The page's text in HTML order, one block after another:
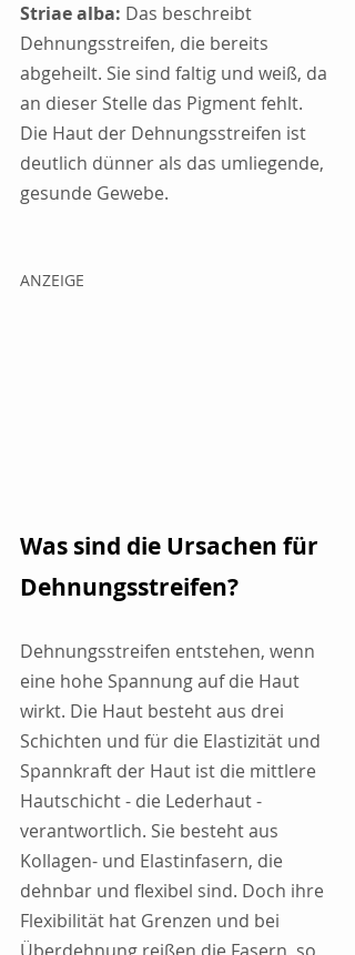
Striae alba: Das beschreibt
Dehnungsstreifen, die bereits
abgeheilt. Sie sind faltig und weiß, da
an dieser Stelle das Pigment fehlt.
Die Haut der Dehnungsstreifen ist
deutlich dünner als das umliegende,
gesunde Gewebe.
ANZEIGE
Was sind die Ursachen für
Dehnungsstreifen?
Dehnungsstreifen entstehen, wenn
eine hohe Spannung auf die Haut
wirkt. Die Haut besteht aus drei
Schichten und für die Elastizität und
Spannkraft der Haut ist die mittlere
Hautschicht - die Lederhaut -
verantwortlich. Sie besteht aus
Kollagen- und Elastinfasern, die
dehnbar und flexibel sind. Doch ihre
Flexibilität hat Grenzen und bei